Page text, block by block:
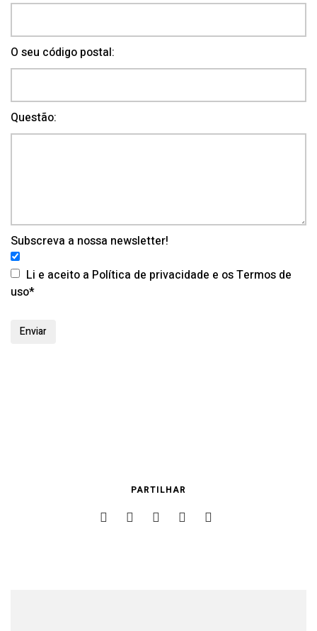
O seu código postal:
Questão:
Subscreva a nossa newsletter!
Li e aceito a Política de privacidade e os Termos de
uso*
PARTILHAR